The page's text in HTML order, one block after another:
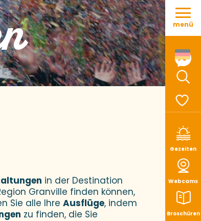
Aller
contenu
Gezeiten
Webcams
Broschüren
menü
in der Destination
Granville finden können,
Sie alle Ihre Ausflüge, indem
zu finden, die Sie